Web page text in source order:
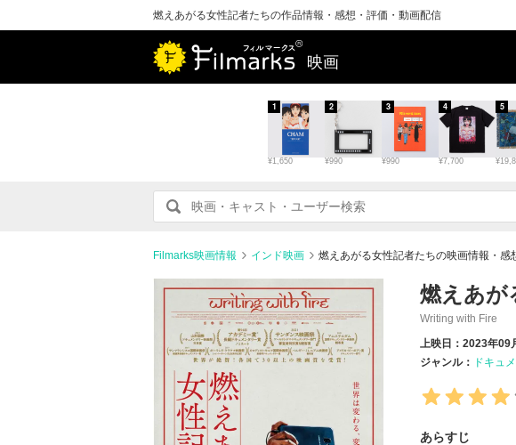
燃えあがる女性記者たちの作品情報・感想・評価・動画配信
映画
¥1,650
1
¥990
2
¥990
3
¥7,700
4 5
Filmarks映画情報 インド映画 燃えあがる女性記者たちの映画情報・感
燃えあが
Writing with Fire
上映日：2023年09
ジャンル： ドキュ
あらすじ